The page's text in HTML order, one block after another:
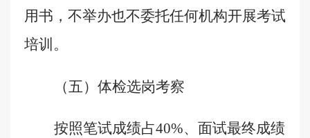
用书，不举办也不委托任何机构开展考试
培训。
（五）体检选岗考察
按照笔试成绩占40%、面试最终成绩